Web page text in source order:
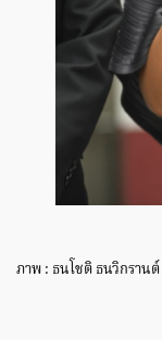
ภาพ : ธนโชติ ธนวิกรานต์